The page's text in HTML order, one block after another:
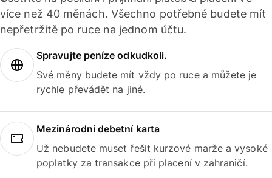
více než 40 měnách. Všechno potřebné budete mít
nepřetržitě po ruce na jednom účtu.
Spravujte peníze odkudkoli.
Své měny budete mít vždy po ruce a můžete je
rychle převádět na jiné.
Mezinárodní debetní karta
Už nebudete muset řešit kurzové marže a vysoké
poplatky za transakce při placení v zahraničí.